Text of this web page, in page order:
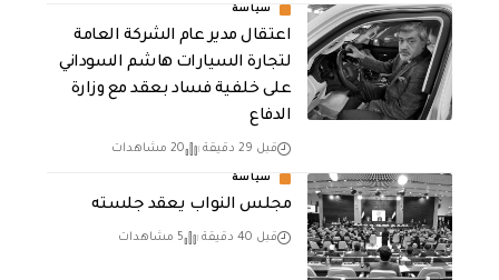
سياسة
اعتقال مدير عام الشركة العامة
لتجارة السيارات هاشم السوداني
على خلفية فساد بعقد مع وزارة
الدفاع
قبل 29 دقيقة 20 مشاهدات
سياسة
مجلس النواب يعقد جلسته
قبل 40 دقيقة 5 مشاهدات